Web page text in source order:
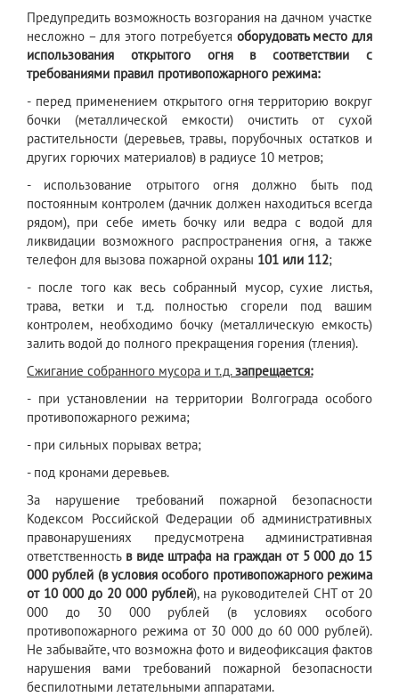
Предупредить возможность возгорания на дачном участке
несложно – для этого потребуется оборудовать место для
использования открытого огня в соответствии с
требованиями правил противопожарного режима:
- перед применением открытого огня территорию вокруг
бочки (металлической емкости) очистить от сухой
растительности (деревьев, травы, порубочных остатков и
других горючих материалов) в радиусе 10 метров;
- использование отрытого огня должно быть под
постоянным контролем (дачник должен находиться всегда
рядом), при себе иметь бочку или ведра с водой для
ликвидации возможного распространения огня, а также
телефон для вызова пожарной охраны 101 или 112;
- после того как весь собранный мусор, сухие листья,
трава, ветки и т.д. полностью сгорели под вашим
контролем, необходимо бочку (металлическую емкость)
залить водой до полного прекращения горения (тления).
Сжигание собранного мусора и т.д.запрещается:
- при установлении на территории Волгограда особого
противопожарного режима;
- при сильных порывах ветра;
- под кронами деревьев.
За нарушение требований пожарной безопасности
Кодексом Российской Федерации об административных
правонарушениях предусмотрена административная
ответственность в виде штрафа на граждан от 5 000 до 15
000 рублей (в условия особого противопожарного режима
от 10 000 до 20 000 рублей), на руководителей СНТ от 20
000 до 30 000 рублей (в условиях особого
противопожарного режима от 30 000 до 60 000 рублей).
Не забывайте, что возможна фото и видеофиксация фактов
нарушения вами требований пожарной безопасности
беспилотными летательными аппаратами.